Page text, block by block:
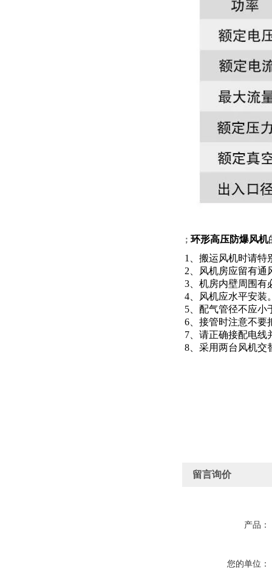
； 环形高压防爆风机
1、搬运风机时请特
2、风机房应留有通
3、机房内壁周围有
4、风机应水平安装
5、配气管径不应小
6、接管时注意不要
7、请正确接配电线
8、采用两台风机交
留言询价
产品：
您的单位：